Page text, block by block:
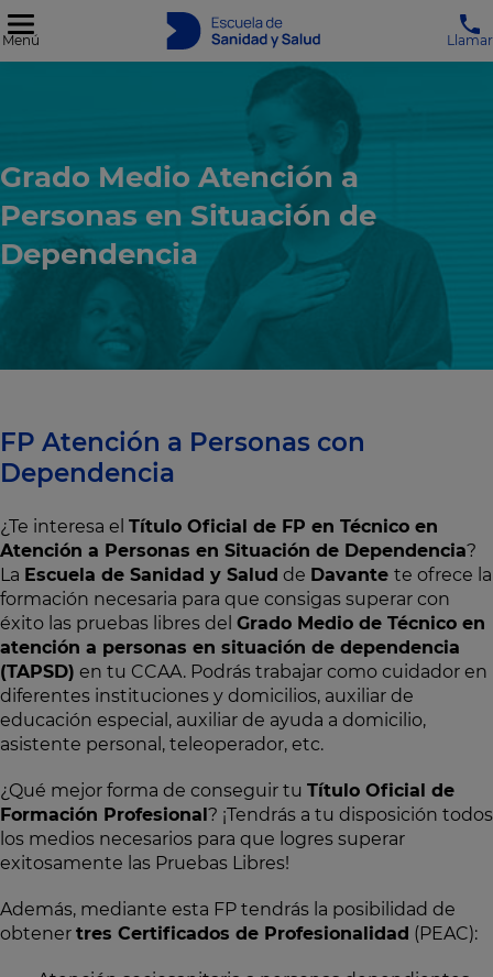
Menú Llamar
Grado Medio Atención a
Personas en Situación de
Dependencia
FP Atención a Personas con
Dependencia
¿Te interesa el Título Oficial de FP en Técnico en
Atención a Personas en Situación de Dependencia?
La Escuela de Sanidad y Salud de Davante te ofrece la
formación necesaria para que consigas superar con
éxito las pruebas libres del Grado Medio de Técnico en
atención a personas en situación de dependencia
(TAPSD) en tu CCAA. Podrás trabajar como cuidador en
diferentes instituciones y domicilios, auxiliar de
educación especial, auxiliar de ayuda a domicilio,
asistente personal, teleoperador, etc.
¿Qué mejor forma de conseguir tu Título Oficial de
Formación Profesional? ¡Tendrás a tu disposición todos
los medios necesarios para que logres superar
exitosamente las Pruebas Libres!
Además, mediante esta FP tendrás la posibilidad de
obtener tres Certificados de Profesionalidad (PEAC):